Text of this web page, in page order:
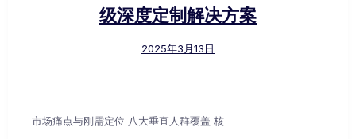
级深度定制解决方案
2025年3月13日
市场痛点与刚需定位 八大垂直人群覆盖 核